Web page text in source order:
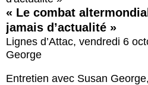
« Le combat
jamais d’actualité »
Lignes d’Attac, vendredi 6
George
Entretien avec Susan